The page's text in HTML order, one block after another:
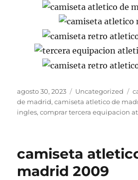
Publicado
el
agosto 30, 2023 Categorías
Uncategorized
de madrid,camiseta atletico de
ingles,comprar tercera equipacion
camiseta
madrid 2009